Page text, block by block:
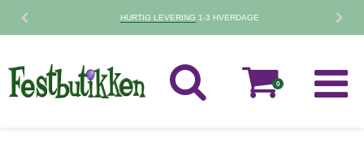
HURTIG LEVERING 1-3 HVERDAGE
0